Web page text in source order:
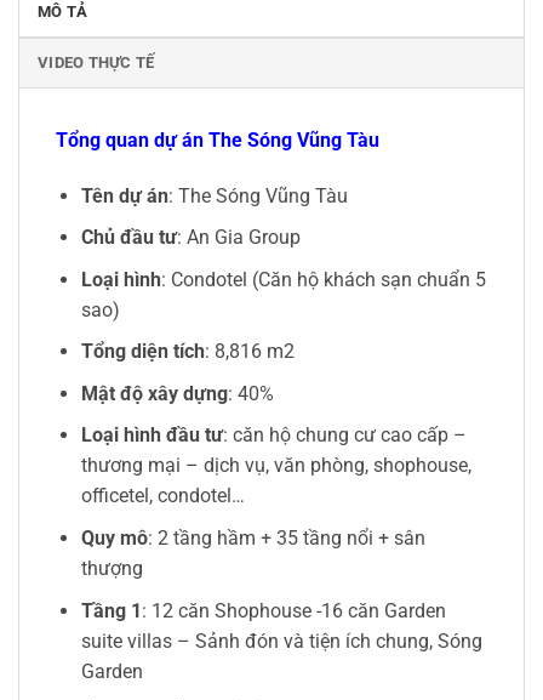
MÔ TẢ
VIDEO THỰC TẾ
Tổng quan dự án The Sóng Vũng Tàu
Tên dự án: The Sóng Vũng Tàu
Chủ đầu tư: An Gia Group
Loại hình: Condotel (Căn hộ khách sạn chuẩn 5
sao)
Tổng diện tích: 8,816 m2
Mật độ xây dựng: 40%
Loại hình đầu tư: căn hộ chung cư cao cấp –
thương mại – dịch vụ, văn phòng, shophouse,
officetel, condotel…
Quy mô: 2 tầng hầm + 35 tầng nổi + sân
thượng
Tầng 1: 12 căn Shophouse -16 căn Garden
suite villas – Sảnh đón và tiện ích chung, Sóng
Garden